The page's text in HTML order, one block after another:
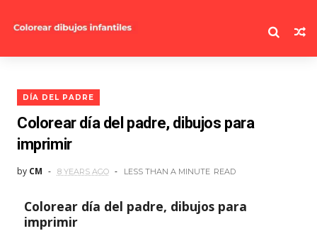
DÍA DEL PADRE
Colorear día del padre, dibujos para
imprimir
by CM 8 YEARS AGO LESS THAN A MINUTE READ
Colorear día del padre, dibujos para
imprimir